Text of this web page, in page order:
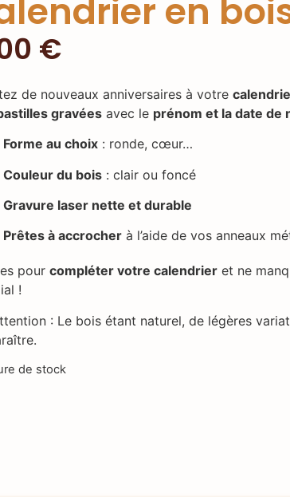
en
€
de nouveaux anniversaires à votre
gravées avec le prénom et la date de
Forme au choix : ronde, cœur…
Couleur du bois : clair ou foncé
Gravure laser nette et durable
Prêtes à accrocher à l’aide de vos anneaux
pourcompléter votre calendrier et ne
!
: Le bois étant naturel, de légères
de stock